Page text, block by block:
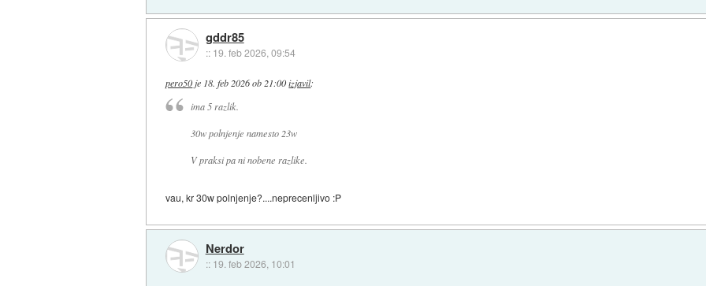
gddr85
:: 19. feb 2026, 09:54
pero50 je 18. feb 2026 ob 21:00 izjavil:
ima 5 razlik.
30w polnjenje namesto 23w
V praksi pa ni nobene razlike.
vau, kr 30w polnjenje?....neprecenljivo :P
Nerdor
:: 19. feb 2026, 10:01